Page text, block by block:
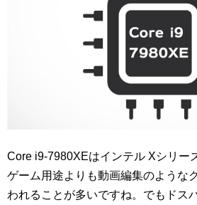
Core i9-7980XEはインテル Xシリー
ゲーム用途よりも動画編集のような
われることが多いですね。でもドス